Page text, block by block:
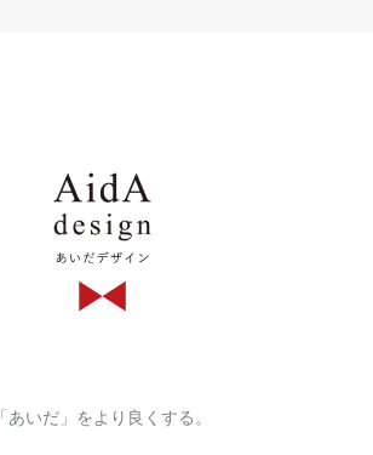
「あいだ」をより良くする。